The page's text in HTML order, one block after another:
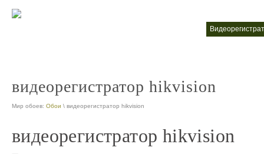
видеорегистратор hikvision
Мир обоев: Обои \ видеорегистратор hikvision
видеорегистратор hikvision